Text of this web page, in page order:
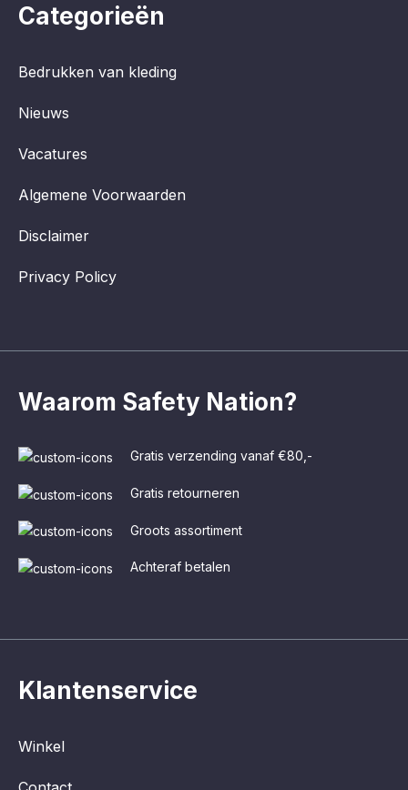
Klantenservice
Winkel
Waarom Safety Nation?
Gratis verzending vanaf €80,-
Gratis retourneren
Groots assortiment
Achteraf betalen
Categorieën
Bedrukken van kleding
Nieuws
Vacatures
Algemene Voorwaarden
Disclaimer
Privacy Policy